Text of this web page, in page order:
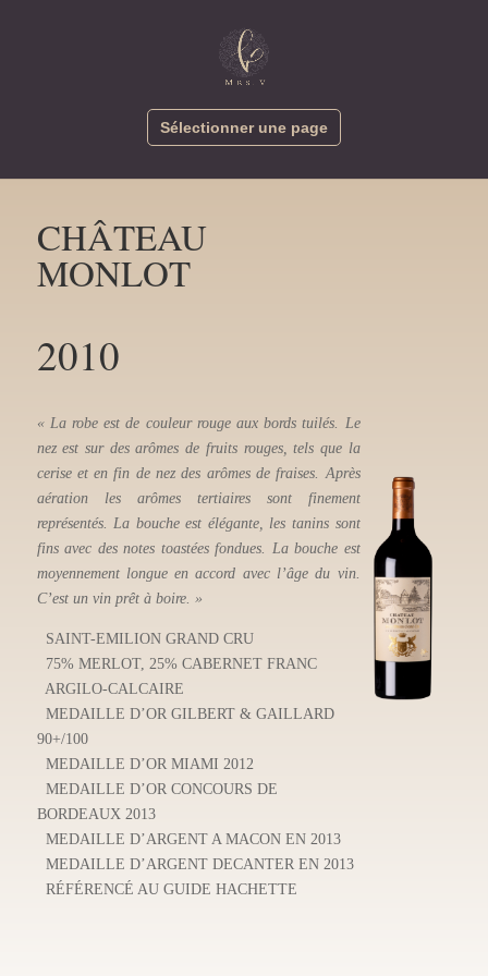
Sélectionner une page
CHÂTEAU
MONLOT
2010
« La robe est de couleur rouge aux bords tuilés. Le
nez est sur des arômes de fruits rouges, tels que la
cerise et en fin de nez des arômes de fraises. Après
aération les arômes tertiaires sont finement
représentés. La bouche est élégante, les tanins sont
fins avec des notes toastées fondues. La bouche est
moyennement longue en accord avec l’âge du vin.
C’est un vin prêt à boire. »
SAINT-EMILION GRAND CRU
75% MERLOT, 25% CABERNET FRANC
ARGILO-CALCAIRE
MEDAILLE D’OR GILBERT & GAILLARD
90+/100
MEDAILLE D’OR MIAMI 2012
MEDAILLE D’OR CONCOURS DE
BORDEAUX 2013
MEDAILLE D’ARGENT A MACON EN 2013
MEDAILLE D’ARGENT DECANTER EN 2013
RÉFÉRENCÉ AU GUIDE HACHETTE
« Ce vin nous offre
tuilée. Le nez est
légèrement
fondu. En bouche,
de fruits rouges
réglisse. Le bois
la bouche avec
équilibrée avec
SAINT-
77% MERLOT,
ARGILO-